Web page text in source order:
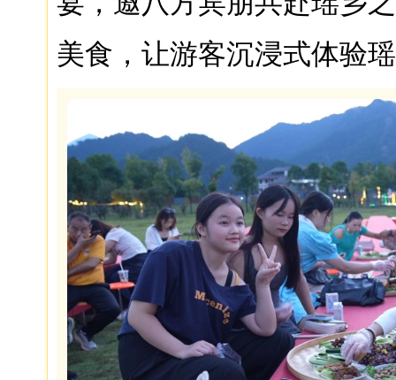
美食，让游客沉浸式体验